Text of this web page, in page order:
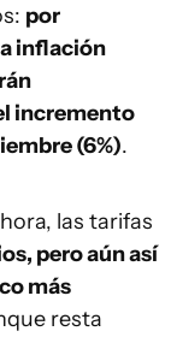
por
inflación
incremento
(6%).
las tarifas
pero aún así
más
resta